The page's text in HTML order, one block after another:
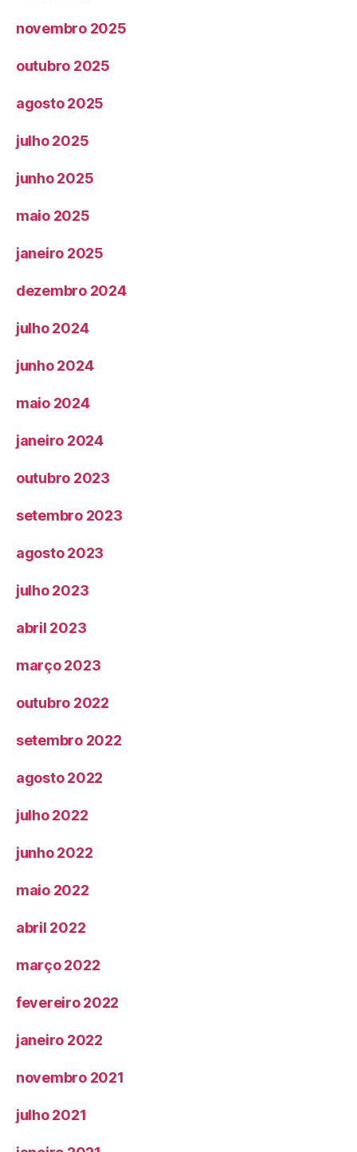
novembro 2025
outubro 2025
agosto 2025
julho 2025
junho 2025
maio 2025
janeiro 2025
dezembro 2024
julho 2024
junho 2024
maio 2024
janeiro 2024
outubro 2023
setembro 2023
agosto 2023
julho 2023
abril 2023
março 2023
outubro 2022
setembro 2022
agosto 2022
julho 2022
junho 2022
maio 2022
abril 2022
março 2022
fevereiro 2022
janeiro 2022
novembro 2021
julho 2021